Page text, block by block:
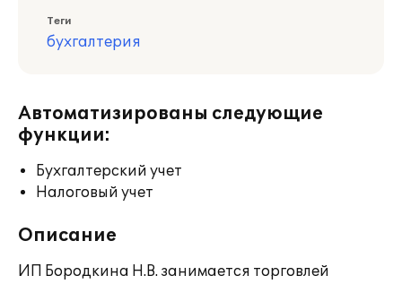
Теги
бухгалтерия
Автоматизированы следующие
функции:
Бухгалтерский учет
Налоговый учет
Описание
ИП Бородкина Н.В. занимается торговлей